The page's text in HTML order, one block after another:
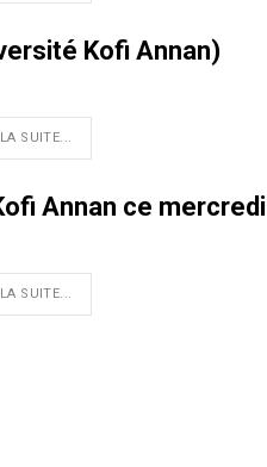
Kofi Annan)
SUITE...
Annan ce mercredi
SUITE...